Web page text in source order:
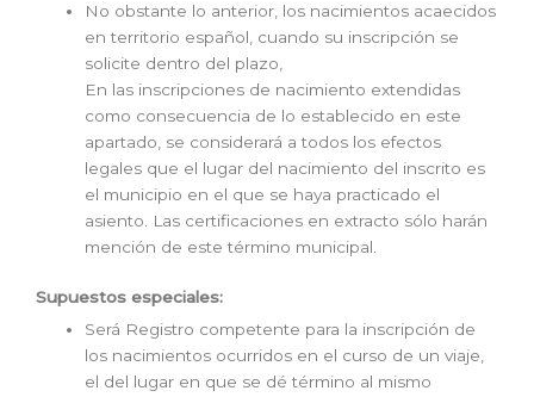
No obstante lo anterior, los nacimientos acaecidos
en territorio español, cuando su inscripción se
solicite dentro del plazo,
En las inscripciones de nacimiento extendidas
como consecuencia de lo establecido en este
apartado, se considerará a todos los efectos
legales que el lugar del nacimiento del inscrito es
el municipio en el que se haya practicado el
asiento. Las certificaciones en extracto sólo harán
mención de este término municipal.
Supuestos especiales:
Será Registro competente para la inscripción de
los nacimientos ocurridos en el curso de un viaje,
el del lugar en que se dé término al mismo